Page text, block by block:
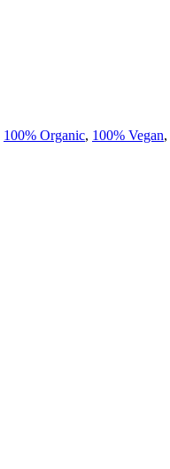
100% Organic, 100% Vegan,